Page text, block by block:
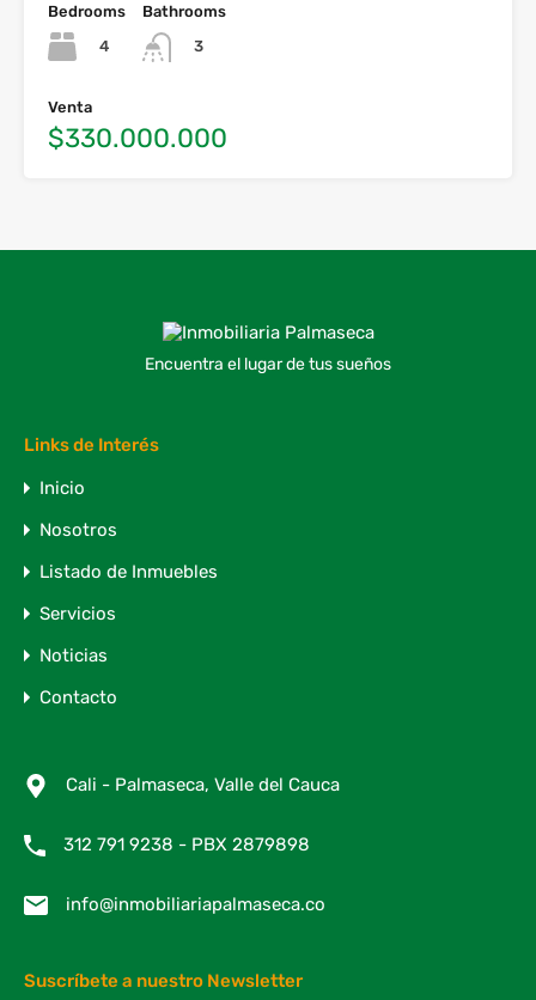
Bedrooms
4
Bathrooms
3
Venta
$330.000.000
Encuentra el lugar de tus sueños
Links de Interés
Inicio
Nosotros
Listado de Inmuebles
Servicios
Noticias
Contacto
Cali - Palmaseca, Valle del Cauca
312 791 9238 - PBX 2879898
info@inmobiliariapalmaseca.co
Suscríbete a nuestro Newsletter